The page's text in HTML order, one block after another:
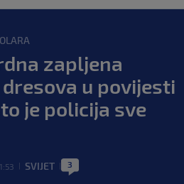
zapljena
u povijesti
je policija sve
SVIJET 3